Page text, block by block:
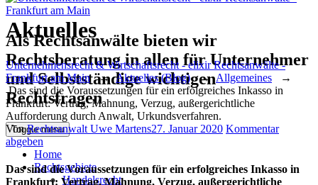
Als Rechtsanwälte bieten wir
Rechtsberatung in allen für Unternehmer
und Selbstständige wichtigen
Rechtsfragen
Toggle menu
Home
Rechtsgebiete
Handelsrecht
Aktuelles
Unternehmensrecht & Wirtschaftsrecht - elixir Rechtsanwälte -
Frankfurt am Main →Aktuelles (Blog)→Allgemeines →
Das sind die Voraussetzungen für ein erfolgreiches Inkasso in
Frankfurt: Vertrag, Mahnung, Verzug, außergerichtliche
Aufforderung durch Anwalt, Urkundsverfahren.
Author
VonRechtsanwalt Uwe MartensPosted
27. Januar 2020 Kommentar
abgeben
Das sind die Voraussetzungen für ein erfolgreiches Inkasso in
Frankfurt: Vertrag, Mahnung, Verzug, außergerichtliche